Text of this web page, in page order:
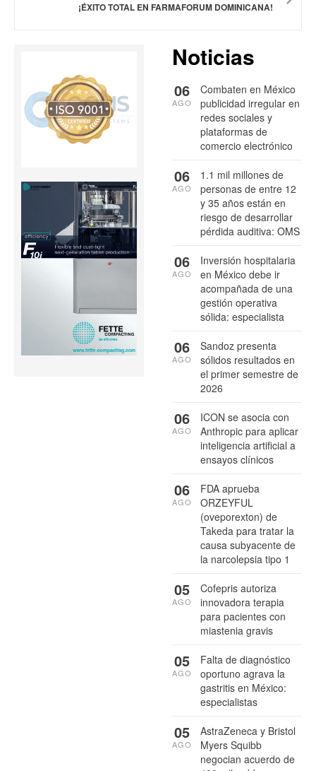
¡ÉXITO TOTAL EN FARMAFORUM DOMINICANA!
Noticias
Combaten en México
publicidad irregular en
redes sociales y
plataformas de
comercio electrónico
06
AGO
1.1 mil millones de
personas de entre 12
y 35 años están en
riesgo de desarrollar
pérdida auditiva: OMS
06
AGO
Inversión hospitalaria
en México debe ir
acompañada de una
gestión operativa
sólida: especialista
06
AGO
Sandoz presenta
sólidos resultados en
el primer semestre de
2026
06
AGO
ICON se asocia con
Anthropic para aplicar
inteligencia artificial a
ensayos clínicos
06
AGO
FDA aprueba
ORZEYFUL
(oveporexton) de
Takeda para tratar la
causa subyacente de
la narcolepsia tipo 1
06
AGO
Cofepris autoriza
innovadora terapia
para pacientes con
miastenia gravis
05
AGO
Falta de diagnóstico
oportuno agrava la
gastritis en México:
especialistas
05
AGO
AstraZeneca y Bristol
Myers Squibb
negocian acuerdo de
05
AGO